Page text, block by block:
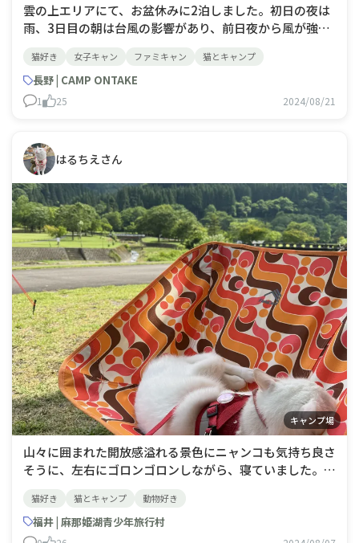
雲の上エリアにて、お盆休みに2泊しました。初日の夜は
雨、3日目の朝は台風の影響があり、前日夜から風が強く
事に帰還しました。ご来光も満天の星空も見れて、真夏に
寒いくらいの気温でしたが、ニャンコと快適に過ごせまし
た🐈
猫好き 女子キャン ファミキャン 猫とキャンプ
長野 | CAMP ONTAKE
1 25 2024/08/21
はるちえさん
キャンプ場
山々に囲まれた開放感溢れる景色にニャンコも気持ち良さ
そうに、左右にゴロンゴロンしながら、寝ていました。こ
猫好き 猫とキャンプ 動物好き
福井 | 麻那姫湖青少年旅行村